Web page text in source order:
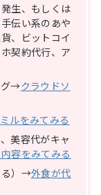
生、もしくは
伝い系のあや
、ビットコイ
契約代行、ア
グ→クラウドソ
ルをみてみる
美容代がキャ
容をみてみる
る）→外食が代